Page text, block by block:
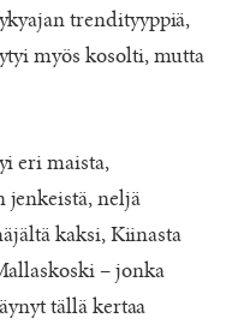
trendityyppiä,
myös kosolti, mutta
eri maista,
jenkeistä, neljä
kaksi, Kiinasta
– jonka
tällä kertaa